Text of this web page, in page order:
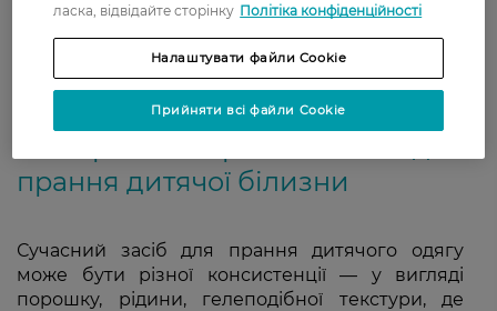
пропонують великий асортимент для прання
різної цінової категорії.
прання дитячої білизни
Сучасний засіб для прання дитячого одягу
може бути різної консистенції — у вигляді
порошку, рідини, гелеподібної текстури, де
ласка, відвідайте сторінку Політіка конфіденційності
Налаштувати файли Cookie
Прийняти всі файли Cookie